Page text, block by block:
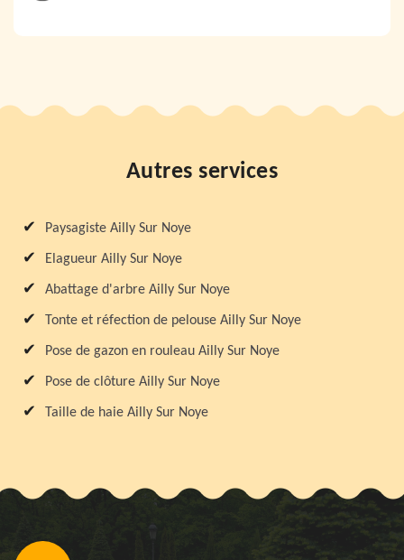
Autres services
Paysagiste Ailly Sur Noye
Elagueur Ailly Sur Noye
Abattage d'arbre Ailly Sur Noye
Tonte et réfection de pelouse Ailly Sur Noye
Pose de gazon en rouleau Ailly Sur Noye
Pose de clôture Ailly Sur Noye
Taille de haie Ailly Sur Noye